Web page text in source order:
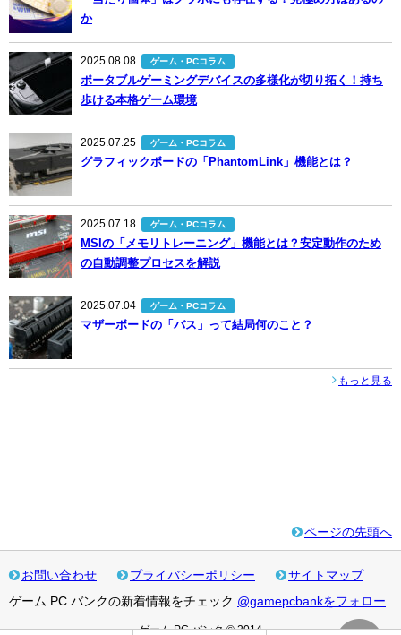
か
2025.08.08 ゲーム・PCコラム
ポータブルゲーミングデバイスの多様化が切り拓く！持ち
歩ける本格ゲーム環境
2025.07.25 ゲーム・PCコラム
グラフィックボードの「PhantomLink」機能とは？
2025.07.18 ゲーム・PCコラム
MSIの「メモリトレーニング」機能とは？安定動作のため
の自動調整プロセスを解説
2025.07.04 ゲーム・PCコラム
マザーボードの「バス」って結局何のこと？
もっと見る
ページの先頭へ
お問い合わせ プライバシーポリシー
サイトマップ
ゲーム PC バンクの新着情報をチェック @gamepcbankをフォロー
ゲーム PC バンク © 2014